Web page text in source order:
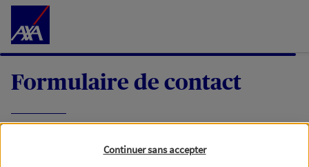
Accéder au Contenu
Formulaire de contact
demande, nous vous répondrons dans les
Continuer sans accepter